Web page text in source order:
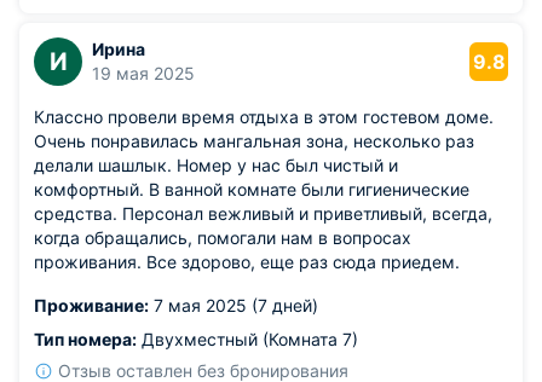
И
Ирина
19 мая 2025
9.8
Классно провели время отдыха в этом гостевом доме.
Очень понравилась мангальная зона, несколько раз
делали шашлык. Номер у нас был чистый и
комфортный. В ванной комнате были гигиенические
средства. Персонал вежливый и приветливый, всегда,
когда обращались, помогали нам в вопросах
проживания. Все здорово, еще раз сюда приедем.
Проживание: 7 мая 2025 (7 дней)
Тип номера: Двухместный (Комната 7)
Отзыв оставлен без бронирования